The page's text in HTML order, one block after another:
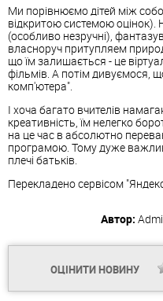
Ми порівнюємо дітей між
відкритою системою
(особливо незручні),
власноруч притупляем
що їм залишається - це
фільмів. А потім дивуємося,
комп'ютера".
І хоча багато вчителів
креативність, їм нелегко
на це час в абсолютно
програмою. Тому дуже
плечі батьків.
Перекладено сервісом
Автор:
ОЦІНИТИ НОВИНУ